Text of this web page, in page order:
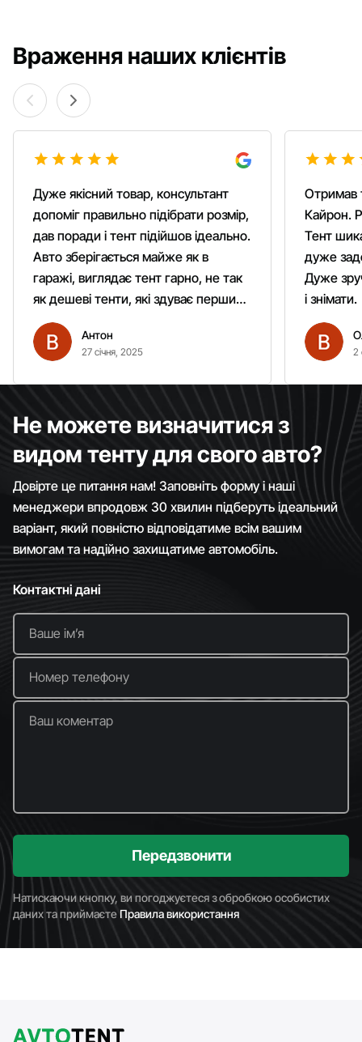
Враження наших клієнтів
Дуже якісний товар, консультант
допоміг правильно підібрати розмір,
дав поради і тент підійшов ідеально.
Авто зберігається майже як в
гаражі, виглядає тент гарно, не так
як дешеві тенти, які здуває першим
вітром. Гарно кріпиться.
Рекомендую однозначно!
Антон
27 січня, 2025
Отримав
Кайрон.
Тент
дуже
Дуже
і знімати.
2
Не можете визначитися з
видом тенту для свого авто?
Довірте це питання нам! Заповніть форму і наші
менеджери впродовж 30 хвилин підберуть ідеальний
варіант, який повністю відповідатиме всім вашим
вимогам та надійно захищатиме автомобіль.
Контактні дані
Ваше імʼя
Номер телефону
Ваш коментар
Передзвонити
Натискаючи кнопку, ви погоджуєтеся з обробкою особистих
даних та приймаєтеПравила використання